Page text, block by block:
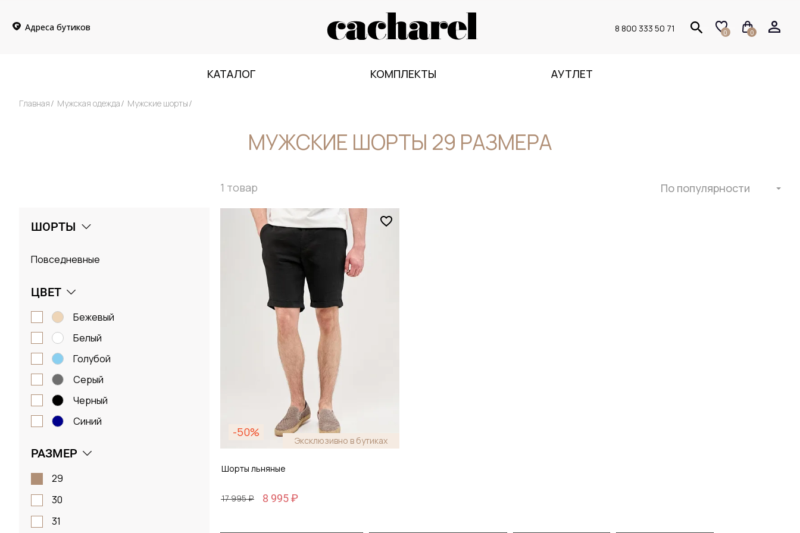
Адреса бутиков 8 800 333 50 71 0 0
КАТАЛОГ КОМПЛЕКТЫ АУТЛЕТ
Главная Мужская одежда Мужские шорты
МУЖСКИЕ ШОРТЫ 29 РАЗМЕРА
ШОРТЫ
Повседневные
ЦВЕТ
бежевый
белый
голубой
серый
черный
синий
РАЗМЕР
29
30
31
1 товар По популярности
-50%
Эксклюзивно в бутиках
Шорты льняные
17 995 ₽ 8 995 ₽